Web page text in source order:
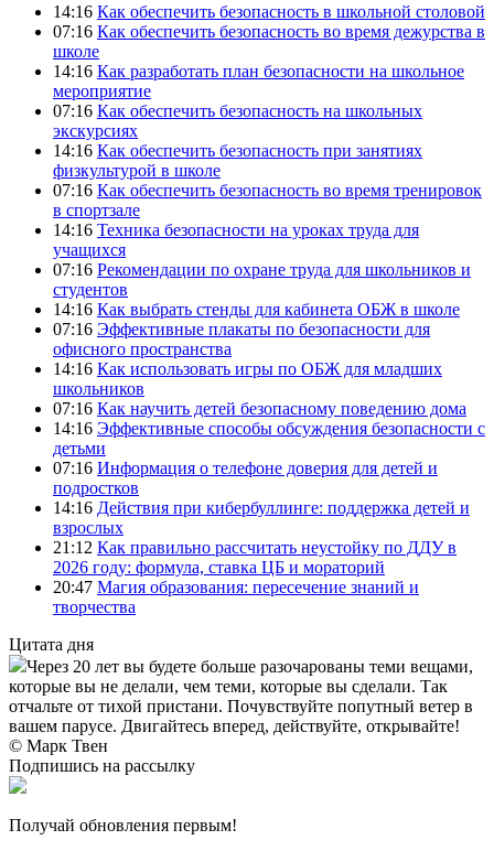
14:16 Как обеспечить безопасность в школьной столовой
07:16 Как обеспечить безопасность во время дежурства в
школе
14:16 Как разработать план безопасности на школьное
мероприятие
07:16 Как обеспечить безопасность на школьных
экскурсиях
14:16 Как обеспечить безопасность при занятиях
физкультурой в школе
07:16 Как обеспечить безопасность во время тренировок
в спортзале
14:16 Техника безопасности на уроках труда для
учащихся
07:16 Рекомендации по охране труда для школьников и
студентов
14:16 Как выбрать стенды для кабинета ОБЖ в школе
07:16 Эффективные плакаты по безопасности для
офисного пространства
14:16 Как использовать игры по ОБЖ для младших
школьников
07:16 Как научить детей безопасному поведению дома
14:16 Эффективные способы обсуждения безопасности с
детьми
07:16 Информация о телефоне доверия для детей и
подростков
14:16 Действия при кибербуллинге: поддержка детей и
взрослых
21:12 Как правильно рассчитать неустойку по ДДУ в
2026 году: формула, ставка ЦБ и мораторий
20:47 Магия образования: пересечение знаний и
творчества
Цитата дня
Через 20 лет вы будете больше разочарованы теми вещами,
которые вы не делали, чем теми, которые вы сделали. Так
отчальте от тихой пристани. Почувствуйте попутный ветер в
вашем парусе. Двигайтесь вперед, действуйте, открывайте!
© Марк Твен
Подпишись на рассылку
Получай обновления первым!